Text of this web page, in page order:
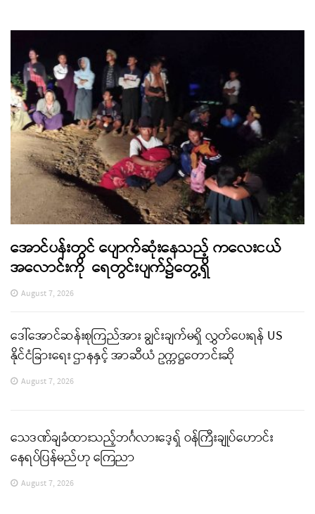
အောင်ပန်းတွင် ပျောက်ဆုံးနေသည့် ကလေးငယ်
အလောင်းကို ရေတွင်းပျက်၌တွေ့ရှိ
August 7, 2026
ဒေါ်အောင်ဆန်းစုကြည်အား ချွင်းချက်မရှိ လွှတ်ပေးရန် US
နိုင်ငံခြားရေး ဌာနနှင့် အာဆီယံ ဥက္ကဋ္ဌတောင်းဆို
August 7, 2026
သေဒဏ်ချခံထားသည့်ဘင်္ဂလားဒေ့ရှ် ဝန်ကြီးချုပ်ဟောင်း
နေရပ်ပြန်မည်ဟု ကြေညာ
August 7, 2026